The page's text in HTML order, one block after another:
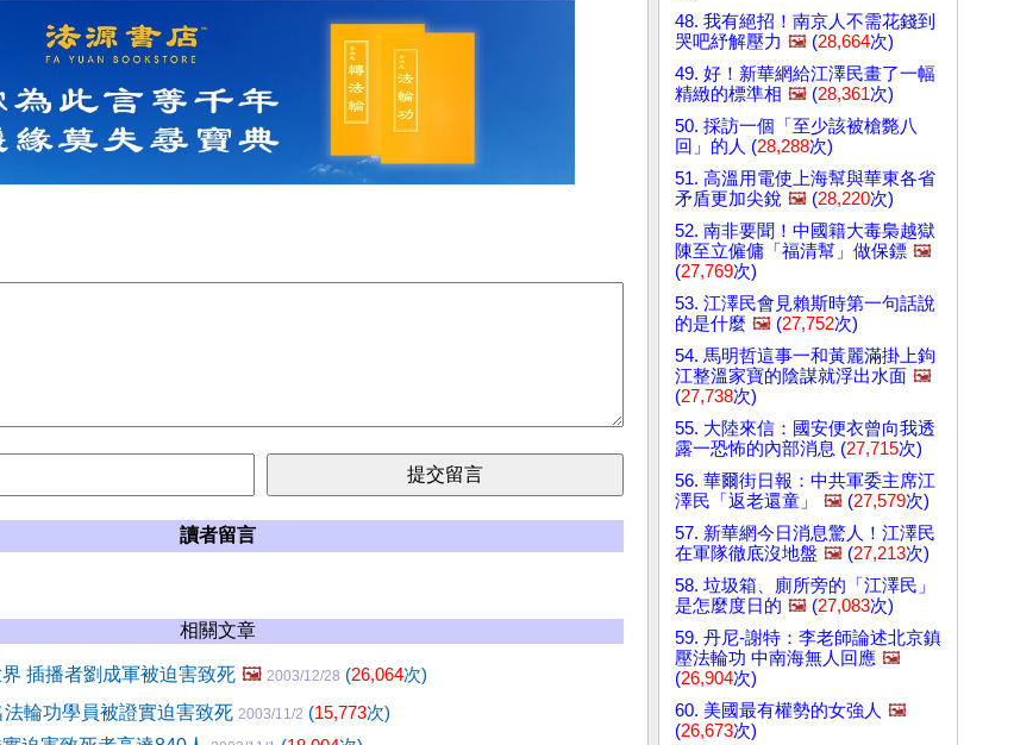
讀者留言
相關文章
插播者劉成軍被迫害致死 🖼️ 2003/12/28 (26,064次)
輪功學員被證實迫害致死 2003/11/2 (15,773次)
48. 我有絕招！南京人不需花錢到
哭吧紓解壓力 🖼️ (28,664次)
49. 好！新華網給江澤民畫了一幅
精緻的標準相 🖼️ (28,361次)
50. 採訪一個「至少該被槍斃八
回」的人 (28,288次)
51. 高溫用電使上海幫與華東各省
矛盾更加尖銳 🖼️ (28,220次)
52. 南非要聞！中國籍大毒梟越獄
陳至立僱傭「福清幫」做保鏢 🖼️
(27,769次)
53. 江澤民會見賴斯時第一句話說
的是什麼 🖼️ (27,752次)
54. 馬明哲這事一和黃麗滿掛上鉤
江整溫家寶的陰謀就浮出水面 🖼️
(27,738次)
55. 大陸來信：國安便衣曾向我透
露一恐怖的內部消息 (27,715次)
56. 華爾街日報：中共軍委主席江
澤民「返老還童」
🖼️ (27,579次)
57. 新華網今日消息驚人！江澤民
在軍隊徹底沒地盤 🖼️ (27,213次)
58. 垃圾箱、廁所旁的「江澤民」
是怎麼度日的 🖼️ (27,083次)
59. 丹尼-謝特：李老師論述北京鎮
壓法輪功 中南海無人回應 🖼️
(26,904次)
60. 美國最有權勢的女強人 🖼️
(26,673次)